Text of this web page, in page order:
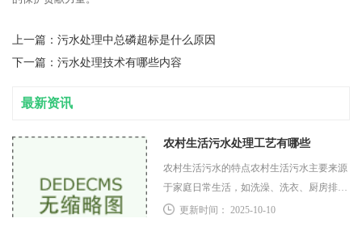
上一篇： 污水处理中总磷超标是什么原因
下一篇： 污水处理技术有哪些内容
最新资讯
农村生活污水处理工艺有哪些
农村生活污水的特点农村生活污水主要来源
于家庭日常生活，如洗澡、洗衣、厨房排水
等。其特点主要包括水量波动大：受季节和
更新时间： 2025-10-10